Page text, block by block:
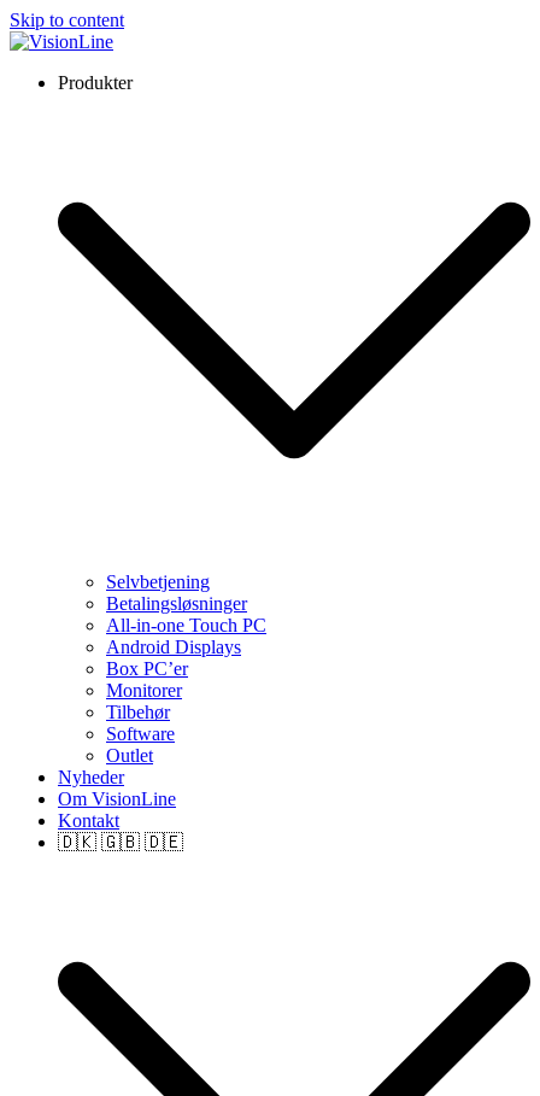
Skip to content
VisionLineProdukter
Selvbetjening
Betalingsløsninger
All-in-one Touch PC
Android Displays
Box PC’er
Monitorer
Tilbehør
Software
Outlet
Nyheder
Om VisionLine
Kontakt
🇩🇰 🇬🇧 🇩🇪